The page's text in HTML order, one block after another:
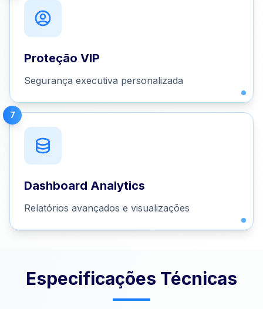
Proteção VIP
Segurança executiva personalizada
7
Dashboard Analytics
Relatórios avançados e visualizações
Especificações Técnicas